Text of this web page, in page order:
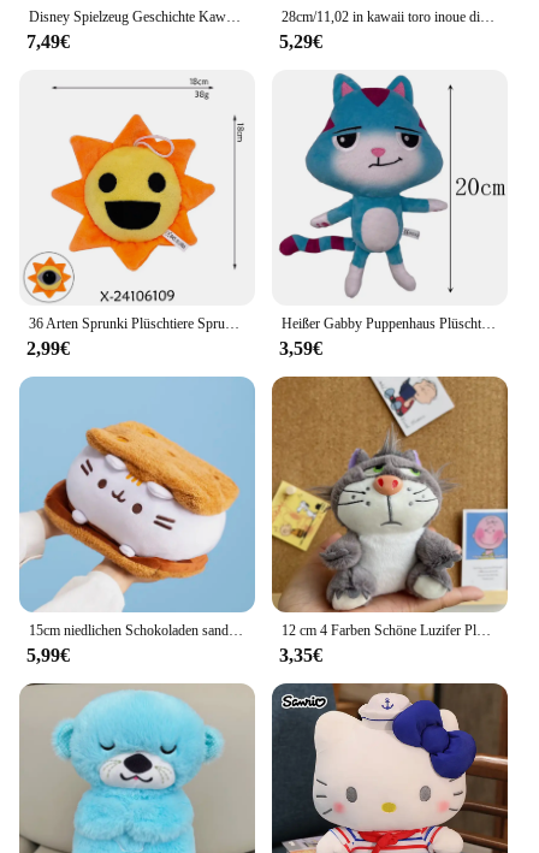
Disney Spielzeug Geschichte Kawaii Lotso Plüsch Spielzeug Cartoon & niedlichen Heim textilien Weihnachts geschenk Puppe Kinder geschenke
7,49€
28cm/11,02 in kawaii toro inoue die Katze Plüsch tier weichen Anime Cartoon Tier puppe Zimmer Dekorationen Geburtstag Weihnachts geschenk
5,29€
36 Arten Sprunki Plüschtiere Sprunki Incredibox Plüschpuppe Sprunki Spielkissen Kindergeburtstagsgeschenke Stoffpuppen Weihnachtsgeschenk
2,99€
Heißer Gabby Puppenhaus Plüschtier Mercat Cartoon Kuscheltiere Lächelnde Katze Auto Katze Umarmung Gaby Mädchen Puppen Kinder Geburtstagsgeschenke
3,59€
5,99€
12 cm 4 Farben Schöne Luzifer Plüsch schlüsselbund Puppe Kawaii Tasche Anhänger Plüsch Stofftier Rucksack Anhänger Geburtstag Geschenk für Childre
3,35€